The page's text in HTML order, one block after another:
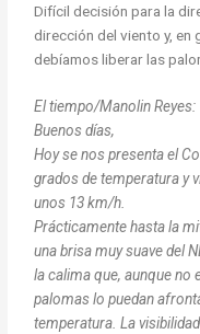
Difícil decisión para la
dirección del viento y, en
debíamos liberar las
El tiempo/Manolin Reyes:
Buenos días,
Hoy se nos presenta el
grados de temperatura y
unos 13 km/h.
Prácticamente hasta la
una brisa muy suave del
la calima que, aunque no
palomas lo puedan
temperatura. La